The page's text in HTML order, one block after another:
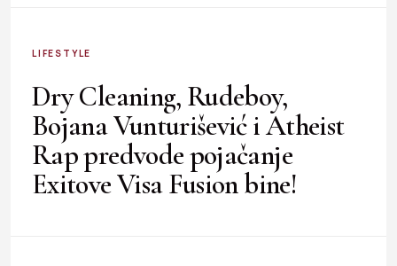
LIFESTYLE
Dry Cleaning, Rudeboy,
Bojana Vunturišević i Atheist
Rap predvode pojačanje
Exitove Visa Fusion bine!